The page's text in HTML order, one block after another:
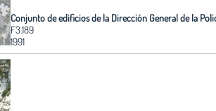
Conjunto de edificios de la Dirección General de la
F3.189
1991